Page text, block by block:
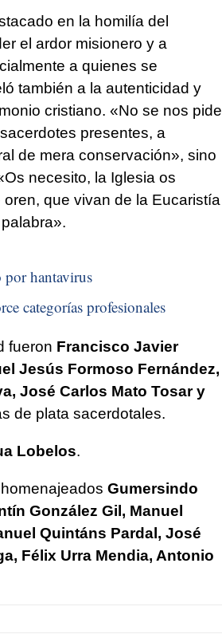
en la homilía del
el ardor misionero y a
a quienes se
también a la autenticidad y
cristiano. «No se nos pide
presentes, a
de mera conservación», sino
necesito, la Iglesia os
que vivan de la Eucaristía
hantavirus
categorías profesionales
fueron Francisco Javier
Jesús Formoso Fernández,
José Carlos Mato Tosar y
de plata sacerdotales.
Lobelos.
Gumersindo
González Gil, Manuel
Quintáns Pardal, José
Félix Urra Mendia, Antonio